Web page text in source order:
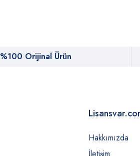
%100 Orijinal Ürün
Hakkımızda